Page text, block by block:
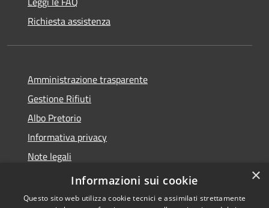
Richiesta assistenza
Amministrazione trasparente
Gestione Rifiuti
Albo Pretorio
Informativa privacy
Note legali
Dichiarazione di accessibilità
×
Informazioni sui cookie
Questo sito web utilizza cookie tecnici e assimilati strettamente